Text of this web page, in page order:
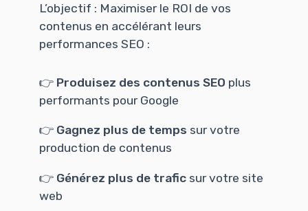
L’objectif : Maximiser le ROI de vos
contenus en accélérant leurs
performances SEO :
👉 Produisez des contenus SEO plus
performants pour Google
👉 Gagnez plus de temps sur votre
production de contenus
👉 Générez plus de traficsur votre site
web